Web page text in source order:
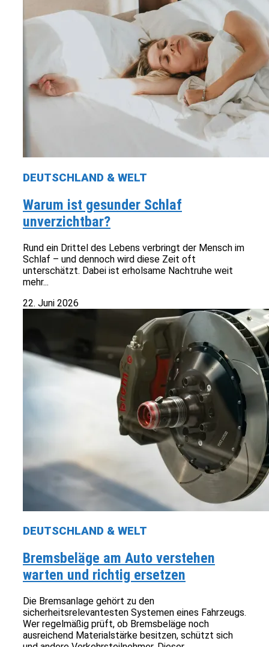
DEUTSCHLAND & WELT
Warum ist gesunder Schlaf
unverzichtbar?
Rund ein Drittel des Lebens verbringt der Mensch im
Schlaf – und dennoch wird diese Zeit oft
unterschätzt. Dabei ist erholsame Nachtruhe weit
mehr...
22. Juni 2026
DEUTSCHLAND & WELT
Bremsbeläge am Auto verstehen
warten und richtig ersetzen
Die Bremsanlage gehört zu den
sicherheitsrelevantesten Systemen eines Fahrzeugs.
Wer regelmäßig prüft, ob Bremsbeläge noch
ausreichend Materialstärke besitzen, schützt sich